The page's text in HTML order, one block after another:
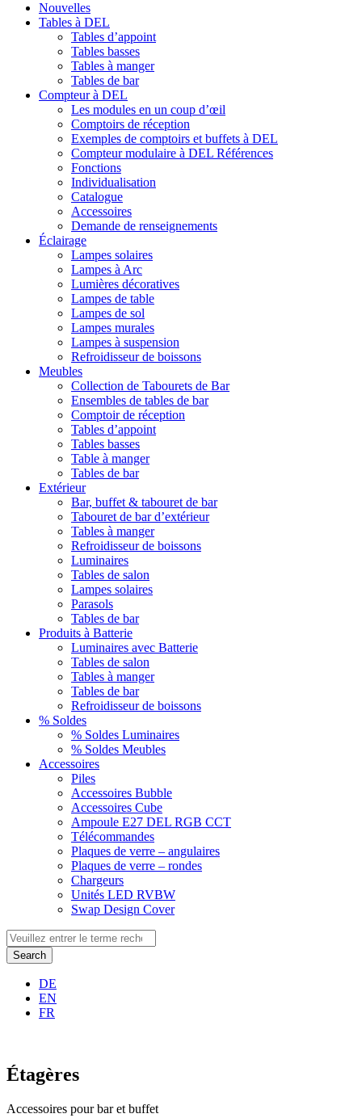
Nouvelles
Tables à DEL
Tables d’appoint
Tables basses
Tables à manger
Tables de bar
Compteur à DEL
Les modules en un coup d’œil
Comptoirs de réception
Exemples de comptoirs et buffets à DEL
Compteur modulaire à DEL Références
Fonctions
Individualisation
Catalogue
Accessoires
Demande de renseignements
Éclairage
Lampes solaires
Lampes à Arc
Lumières décoratives
Lampes de table
Lampes de sol
Lampes murales
Lampes à suspension
Refroidisseur de boissons
Meubles
Collection de Tabourets de Bar
Ensembles de tables de bar
Comptoir de réception
Tables d’appoint
Tables basses
Table à manger
Tables de bar
Extérieur
Bar, buffet & tabouret de bar
Tabouret de bar d’extérieur
Tables à manger
Refroidisseur de boissons
Luminaires
Tables de salon
Lampes solaires
Parasols
Tables de bar
Produits à Batterie
Luminaires avec Batterie
Tables de salon
Tables à manger
Tables de bar
Refroidisseur de boissons
% Soldes
% Soldes Luminaires
% Soldes Meubles
Accessoires
Piles
Accessoires Bubble
Accessoires Cube
Ampoule E27 DEL RGB CCT
Télécommandes
Plaques de verre – angulaires
Plaques de verre – rondes
Chargeurs
Unités LED RVBW
Swap Design Cover
Search
DE
EN
FR
Étagères
Accessoires pour bar et buffet